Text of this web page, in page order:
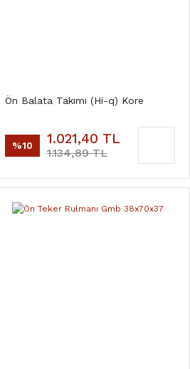
Ön Balata Takımı (Hi-q) Kore
%10 1.021,40 TL
1.134,89 TL